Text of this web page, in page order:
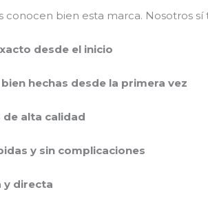
conocen bien esta marca. Nosotros
desde el inicio
hechas desde la primera vez
de alta calidad
y sin complicaciones
y directa